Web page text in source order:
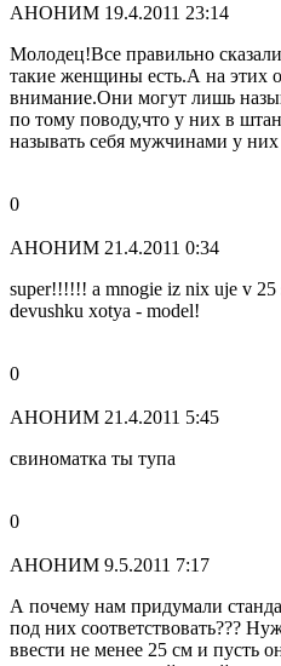
АНОНИМ 19.4.2011 23:14
Молодец!Все правильно
такие женщины есть.А на этих
внимание.Они могут лишь
по тому поводу,что у них в
называть себя мужчинами у них
0
АНОНИМ 21.4.2011 0:34
super!!!!!! a mnogie iz nix uje v 25
devushku xotya - model!
0
АНОНИМ 21.4.2011 5:45
свиноматка ты тупа
0
АНОНИМ 9.5.2011 7:17
А почему нам придумали
под них соответствовать???
ввести не менее 25 см и пусть